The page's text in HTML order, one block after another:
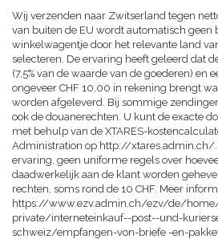
Wij verzenden naar Zwitserland tegen
van buiten de EU wordt automatisch geen
winkelwagentje door het relevante land
selecteren. De ervaring heeft geleerd dat
(7,5% van de waarde van de goederen) en
ongeveer CHF 10,00 in rekening brengt
worden afgeleverd. Bij sommige
ook de douanerechten. U kunt de exacte
met behulp van de XTARES-
Administration op http://xtares.admin.ch/.
ervaring, geen uniforme regels over
daadwerkelijk aan de klant worden
rechten, soms rond de 10 CHF. Meer
https://www.ezv.admin.ch/ezv/de/
private/interneteinkauf--post--und-
schweiz/empfangen-von-briefe -en-